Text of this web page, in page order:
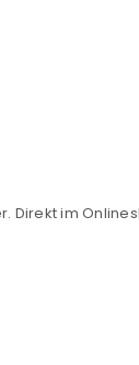
Direkt im